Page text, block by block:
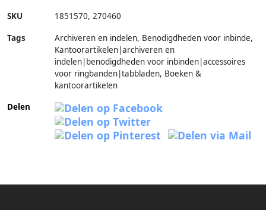
SKU 1851570, 270460
Tags
Archiveren en indelen, Benodigdheden voor inbinde,
Kantoorartikelen|archiveren en
indelen|benodigdheden voor inbinden|accessoires
voor ringbanden|tabbladen, Boeken &
kantoorartikelen
Delen